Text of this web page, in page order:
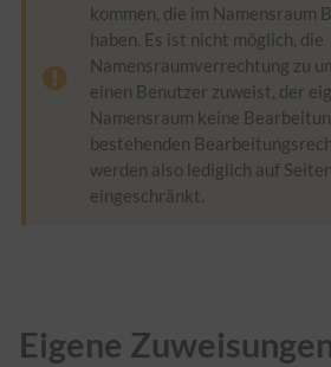
kommen, die im Namensraum
haben. Es ist nicht möglich, die
Namensraumverrechtung zu
einen Benutzer zuweist, der
Namensraum keine
bestehenden
werden also lediglich auf
eingeschränkt.
Eigene